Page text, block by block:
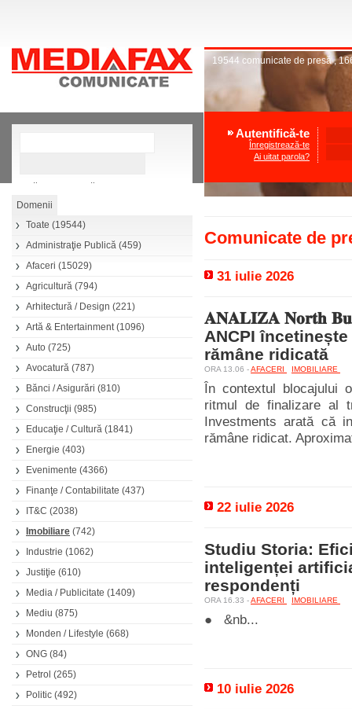
Căutare avansată
Toate (19544)
Administraţie Publică (459)
Afaceri (15029)
Agricultură (794)
Arhitectură / Design (221)
Artă & Entertainment(1096)
Auto (725)
Avocatură (787)
Bănci / Asigurări (810)
Construcţii (985)
Educaţie / Cultură (1841)
Energie (403)
Evenimente (4366)
Finanţe / Contabilitate (437)
IT&C (2038)
Imobiliare (742)
Industrie (1062)
Justiţie (610)
Media / Publicitate (1409)
Mediu (875)
Monden / Lifestyle (668)
ONG (84)
Petrol (265)
Politic (492)
19544 comunicate de presă,
Autentifică-te
Înregistrează-te
Ai uitat parola?
Comunicate de
31 iulie 2026
𝐀𝐍𝐀𝐋𝐈𝐙𝐀 𝐍𝐨𝐫𝐭𝐡
ANCPI
rămâne ridicată
ORA 13.06 -AFACERI IMOBILIARE
În contextul blocajului
ritmul de finalizare al
Investments arată că
rămâne ridicat.
22 iulie 2026
Studiu Storia:
inteligenței
respondenți
ORA 16.33 -AFACERI IMOBILIARE
● &nb...
10 iulie 2026